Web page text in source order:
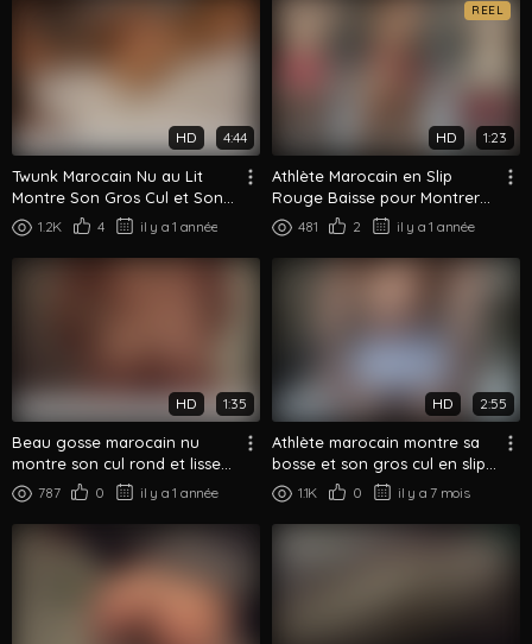
HD 4:44
Twunk Marocain Nu au Lit
Montre Son Gros Cul et Son
Corps Athlétique
1.2K 4 il y a 1 année
REEL
HD 1:23
Athlète Marocain en Slip
Rouge Baisse pour Montrer
Son Cul Nu
481 2 il y a 1 année
HD 1:35
Beau gosse marocain nu
montre son cul rond et lisse
de dos
787 0 il y a 1 année
HD 2:55
Athlète marocain montre sa
bosse et son gros cul en slip
blanc1.1K 0 il y a 7 mois